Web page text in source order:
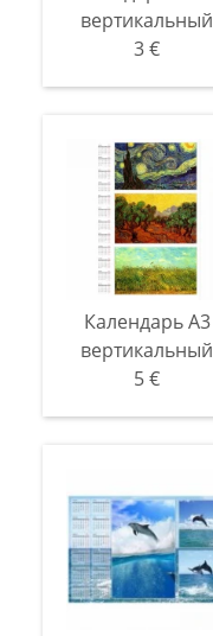
вертикальный
3 €
Календарь A3
вертикальный
5 €